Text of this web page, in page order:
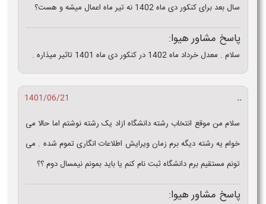
سال بعد برای کنکور دی ماه 1402 نه تیر ماه اعمال میشه و هست؟
پاسخ مشاور هیوا:
سلام . معدل خرداد ماه 1402 در کنکور دی ماه 1401 تاثیر میذاره .
..
1401/06/21
سلام من موقع انتخاب رشته دانشگاه ازاد یک رشته نوشتم اما حالا می
خوام یه رشته دیگه برم زمان ویرایش اطلاعات انگاری تموم شده . می
تونم مستقیم برم دانشگاه ثبت نام کنم یا باید بمونم نیمسال دوم ؟؟
پاسخ مشاور هیوا: